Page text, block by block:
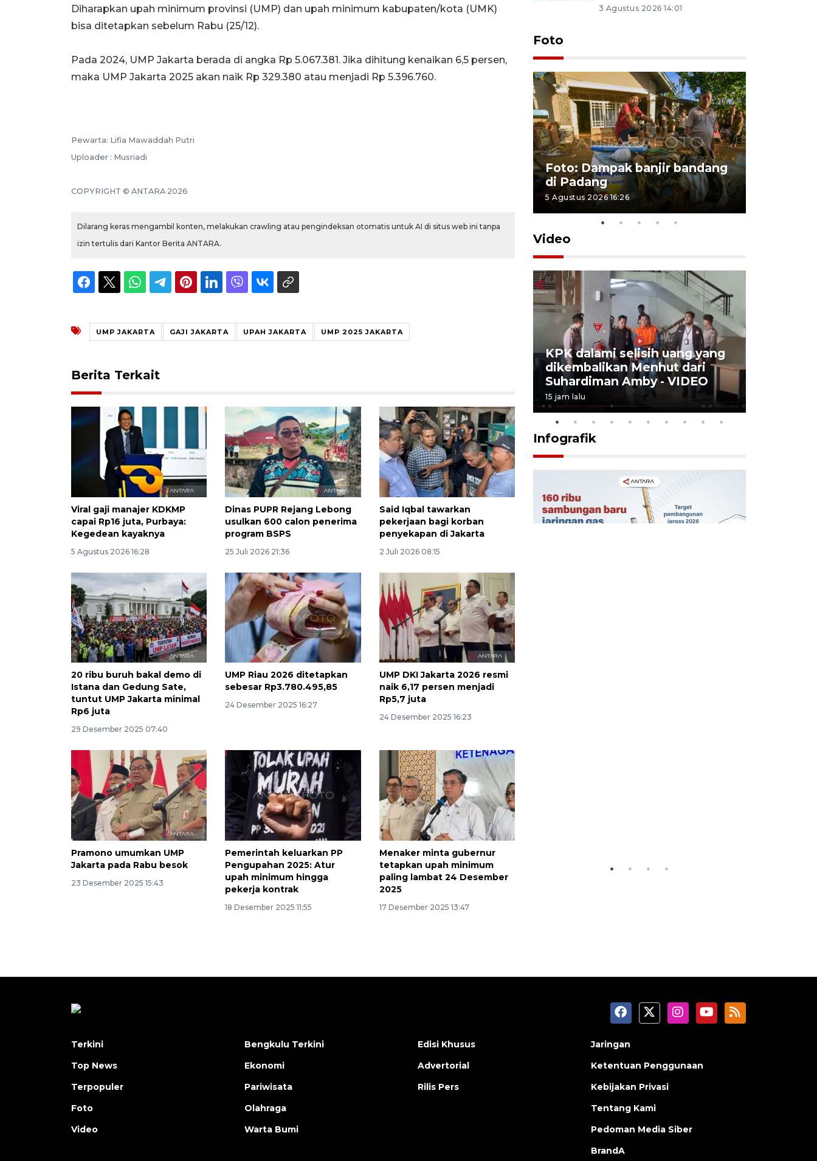
Diharapkan upah minimum provinsi (UMP) dan upah minimum kabupaten/kota (UMK)
bisa ditetapkan sebelum Rabu (25/12).
Pada 2024, UMP Jakarta berada di angka Rp 5.067.381. Jika dihitung kenaikan 6,5 persen,
maka UMP Jakarta 2025 akan naik Rp 329.380 atau menjadi Rp 5.396.760.
Pewarta: Lifia Mawaddah Putri
Uploader : Musriadi
COPYRIGHT © ANTARA 2026
Dilarang keras mengambil konten, melakukan crawling atau pengindeksan otomatis untuk AI di situs web ini tanpa
izin tertulis dari Kantor Berita ANTARA.
UMP JAKARTA GAJI JAKARTA UPAH JAKARTA UMP 2025 JAKARTA
Berita Terkait
Viral gaji manajer KDKMP
capai Rp16 juta, Purbaya:
Kegedean kayaknya
5 Agustus 2026 16:28
Dinas PUPR Rejang Lebong
usulkan 600 calon penerima
program BSPS
25 Juli 2026 21:36
Said Iqbal tawarkan
pekerjaan bagi korban
penyekapan di Jakarta
2 Juli 2026 08:15
20 ribu buruh bakal demo di
Istana dan Gedung Sate,
tuntut UMP Jakarta minimal
Rp6 juta
29 Desember 2025 07:40
UMP Riau 2026 ditetapkan
sebesar Rp3.780.495,85
24 Desember 2025 16:27
UMP DKI Jakarta 2026 resmi
naik 6,17 persen menjadi
Rp5,7 juta
24 Desember 2025 16:23
Pramono umumkan UMP
Jakarta pada Rabu besok
23 Desember 2025 15:43
Pemerintah keluarkan PP
Pengupahan 2025: Atur
upah minimum hingga
pekerja kontrak
18 Desember 2025 11:55
Menaker minta gubernur
tetapkan upah minimum
paling lambat 24 Desember
2025
17 Desember 2025 13:47
3 Agustus 2026 14:01
Foto
Foto: Dampak banjir bandang
di Padang
5 Agustus 2026 16:26
Video
KPK dalami selisih uang yang
dikembalikan Menhut dari
Suhardiman Amby - VIDEO
15 jam lalu
Infografik
Ekonomi triwulan II-2026
tumbuh 5,29 persen
2026-08-06 18:45:00
Terkini
Top News
Terpopuler
Foto
Video
Bengkulu Terkini
Ekonomi
Pariwisata
Olahraga
Warta Bumi
Edisi Khusus
Advertorial
Rilis Pers
Jaringan
Ketentuan Penggunaan
Kebijakan Privasi
Tentang Kami
Pedoman Media Siber
BrandA